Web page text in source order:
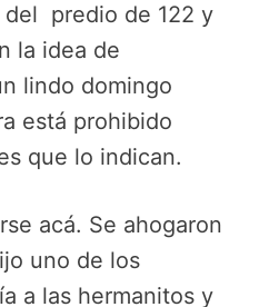
predio de 122 y
la idea de
lindo domingo
está prohibido
que lo indican.
acá. Se ahogaron
uno de los
a las hermanitos y